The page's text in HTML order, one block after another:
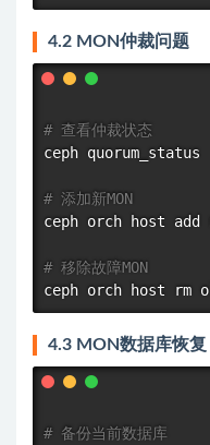
4.2 MON仲裁问题
# 查看仲裁状态
ceph quorum_status
# 添加新MON
ceph orch host add
# 移除故障MON
ceph orch host
rm
4.3 MON数据库恢复
# 备份当前数据库